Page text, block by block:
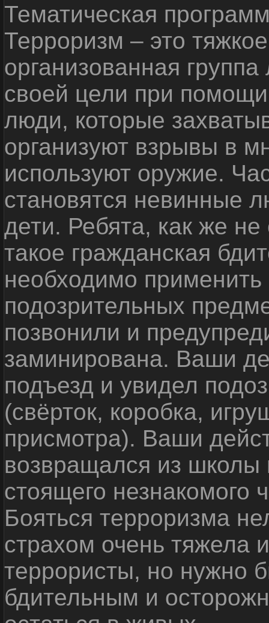
Тематическая
Терроризм – это
организованная
своей цели при
люди, которые
организуют взрывы в
используют оружие.
становятся невинные
дети. Ребята, как же не
такое гражданская
необходимо
подозрительных
позвонили и
заминирована. Ваши
подъезд и увидел
(свёрток, коробка,
присмотра). Ваши
возвращался из школы
стоящего незнакомого
Бояться терроризма
страхом очень тяжела
террористы, но нужно
бдительным и